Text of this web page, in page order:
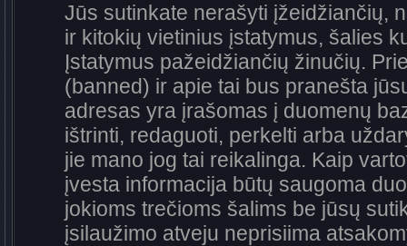
Jūs sutinkate nerašyti įžeidžiančių,
ir kitokių vietinius įstatymus, šalies
Įstatymus pažeidžiančių žinučių.
(banned) ir apie tai bus pranešta
adresas yra įrašomas į duomenų
ištrinti, redaguoti, perkelti arba
jie mano jog tai reikalinga. Kaip
įvesta informacija būtų saugoma
jokioms trečioms šalims be jūsų
įsilaužimo atveju neprisiima